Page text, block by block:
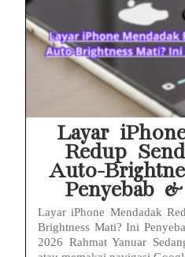
Layar
Redup
Auto-
Penyebab
Layar iPhone Mendadak
Brightness Mati? Ini
2026 Rahmat Yanuar